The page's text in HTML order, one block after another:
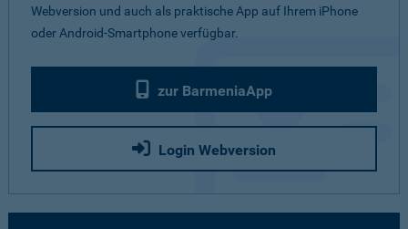
Webversion und auch als praktische App auf Ihrem iPhone
oder Android-Smartphone verfügbar.
zur BarmeniaApp
Login Webversion